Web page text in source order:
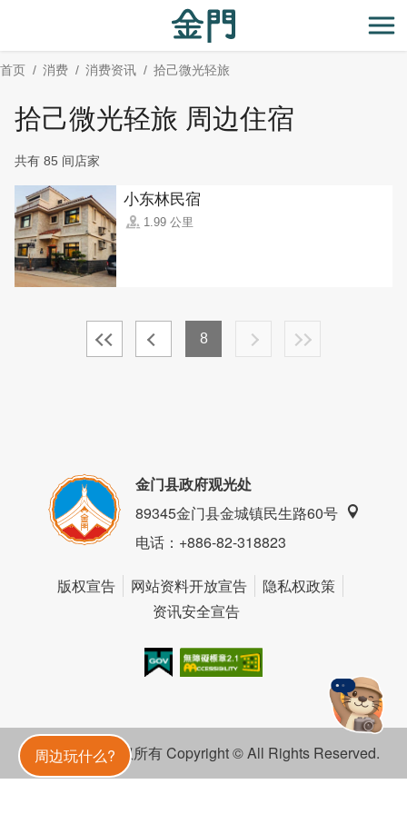
主
要
开
首页 消费 消费资讯 拾己微光轻旅
拾己微光轻旅 周边住宿
共有 85 间店家
小东林民宿
1.99 公里
8
金門旅遊
金门县政府观光处
89345金门县金城镇民生路60号
电话：+886-82-318823
版权宣告 网站资料开放宣告
隐私权政策
资讯安全宣告
金门县政府 版权所有 Copyright © All Rights Reserved.
周边玩什么?